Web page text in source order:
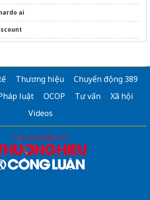
ai
Thương hiệu
Chuyển động 389
luật
OCOP Tư vấn
Xã hội
Videos